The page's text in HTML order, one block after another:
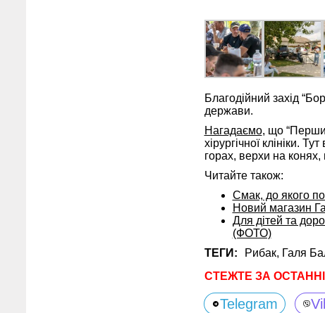
Благодійний захід
держави.
Нагадаємо, що
хірургічної клініки.
горах, верхи на конях,
Читайте також:
Смак, до якого
Новий магазин
Для дітей та
(ФОТО)
ТЕГИ:
Рибак, Галя
СТЕЖТЕ ЗА
Telegram